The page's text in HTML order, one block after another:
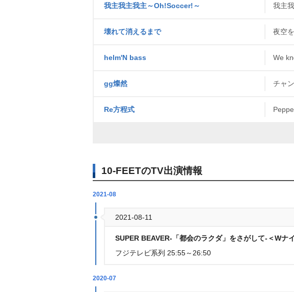
我主我主我主～Oh!Soccer!～ 我主
壊れて消えるまで 夜空
helm'N bass We
gg燦然 チャ
Re方程式
10-FEETのTV出演情報
2021-08
2021-08-11
SUPER BEAVER-「都会のラクダ」をさがして-＜Wナ
フジテレビ系列 25:55～26:50
2020-07